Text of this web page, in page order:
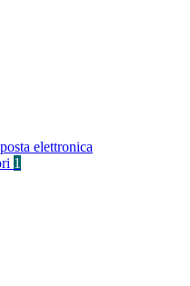
elettronica
1